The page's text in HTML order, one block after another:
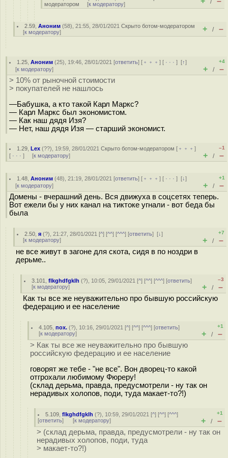
модератором [к модератору] /
2.59 ,Аноним (58), 21:55, 28/01/2021Скрыто ботом-модератором
[к модератору] + / –
1.25 ,Аноним (25), 19:46, 28/01/2021 [ответить] [ ﹢﹢﹢] [ · · ·][↑]
[к модератору]
+4
+ / –
> 10% от рыночной стоимости
> покупателей не нашлось
—Бабушка, а кто такой Карл Маркс?
— Карл Маркс был экономистом.
— Как наш дядя Изя?
— Нет, наш дядя Изя — старший экономист.
1.29 ,Lex (??), 19:59, 28/01/2021Скрыто ботом-модератором [ ﹢﹢﹢]
[ · · · ] [к модератору]
–1
+ / –
1.48 ,Аноним (48), 21:19, 28/01/2021 [ответить] [ ﹢﹢﹢] [ · · ·][↓]
[к модератору]
+1
+ / –
Домены - вчерашний день. Вся движуха в соцсетях теперь.
Вот ежели бы у них канал на тиктоке угнали - вот беда бы
была
2.50 ,я (?), 21:27, 28/01/2021 [^] [^^] [^^^] [ответить][↓]
[к модератору]
+7
+ / –
не все живут в загоне для скота, сидя в по ноздри в
дерьме..
3.101 ,flkghdfgklh (?), 10:05, 29/01/2021 [^] [^^] [^^^] [ответить]
[к модератору]
–3
+ / –
Как ты все же неуважительно про бывшую российскую
федерацию и ее население
4.105 ,пох. (?), 10:16, 29/01/2021 [^] [^^] [^^^] [ответить]
[к модератору]
+1
+ / –
> Как ты все же неуважительно про бывшую
российскую федерацию и ее население
говорят же тебе - "не все". Вон дворец-то какой
отгрохали любимому Фюреру!
(склад дерьма, правда, предусмотрели - ну так он
нерадивых холопов, поди, туда макает-то?!)
5.109 ,flkghdfgklh (?), 10:59, 29/01/2021 [^] [^^] [^^^]
[ответить] [к модератору]
+1
+ / –
> (склад дерьма, правда, предусмотрели - ну так он
нерадивых холопов, поди, туда
> макает-то?!)